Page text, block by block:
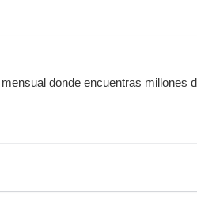
donde encuentras millones